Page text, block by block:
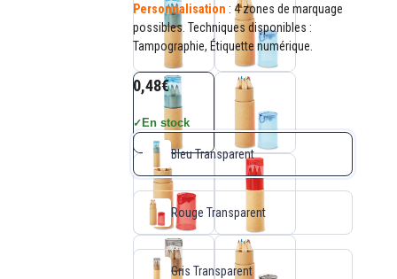
Personnalisation : 4 zones de marquage
possibles. Techniques disponibles :
Tampographie, Étiquette numérique.
0,48€
✓ En stock
Bleu Transparent
Rouge Transparent
Gris Transparent